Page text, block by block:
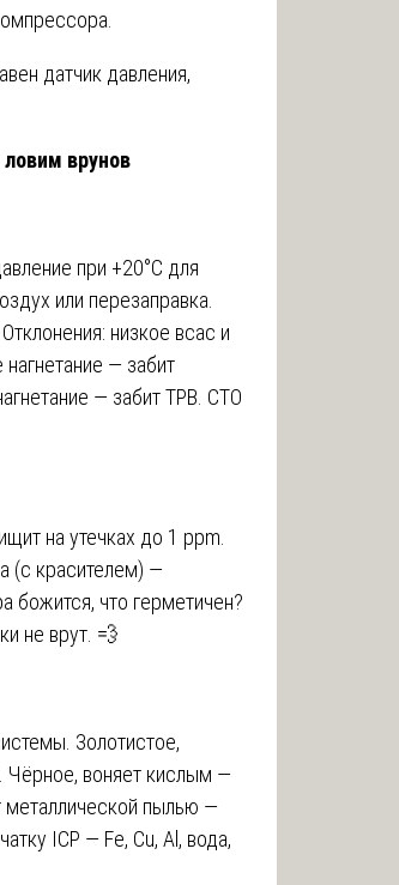
датчик давления,
врунов
при +20°C для
или перезаправка.
низкое всас и
— забит
— забит ТРВ. СТО
на утечках до 1 ppm.
(с красителем) —
божится, что герметичен?
не врут. 💨
Золотистое,
Чёрное, воняет кислым —
металлической пылью —
ICP — Fe, Cu, Al, вода,